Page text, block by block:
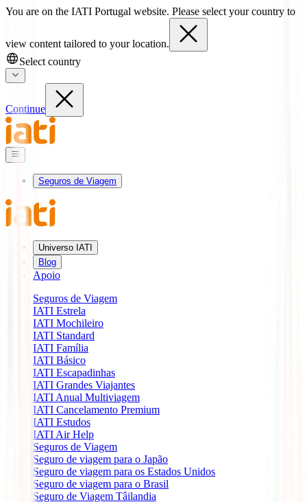
You are on the IATI Portugal website. Please select your country to
view content tailored to your location.
Select country
Continue
Seguros de Viagem
Universo IATI
Blog
Apoio
Seguros de Viagem
IATI Estrela
IATI Mochileiro
IATI Standard
IATI Família
IATI Básico
IATI Escapadinhas
IATI Grandes Viajantes
IATI Anual Multiviagem
IATI Cancelamento Premium
IATI Estudos
IATI Air Help
Seguros de Viagem
Seguro de viagem para o Japão
Seguro de viagem para os Estados Unidos
Seguro de viagem para o Brasil
Seguro de Viagem Tâilandia